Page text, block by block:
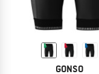
GONSO